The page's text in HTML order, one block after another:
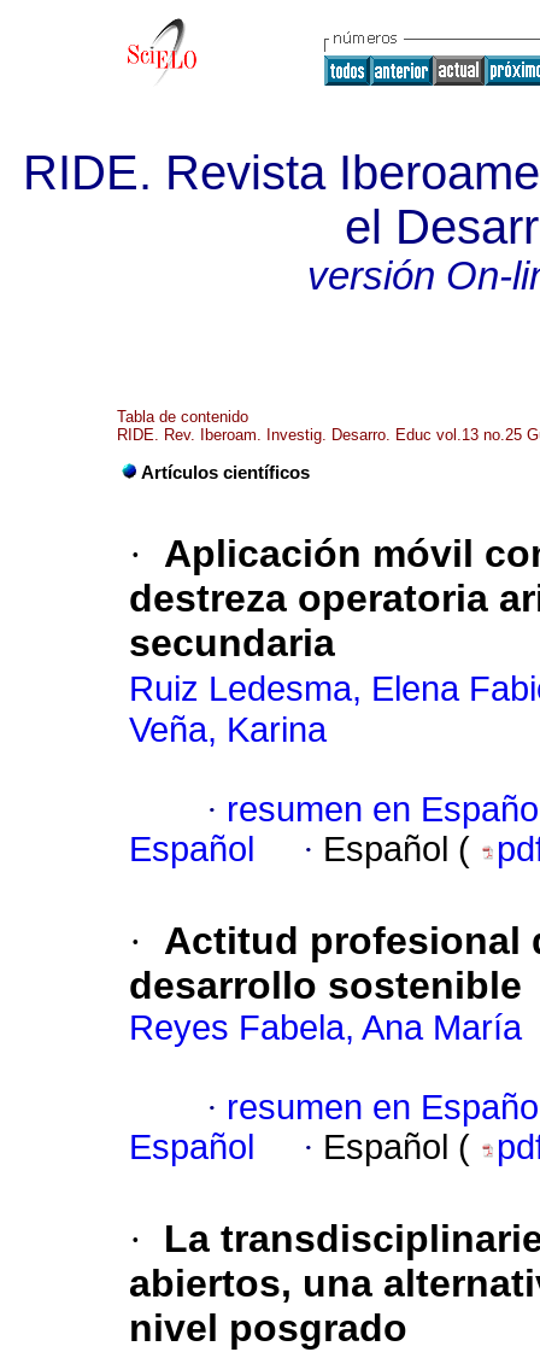
RIDE. Revista
el
versión On-
Tabla de contenido
RIDE. Rev. Iberoam. Investig. Desarro. Educ vol.13 no.25
Artículos científicos
·
Aplicación móvil
destreza operatoria
secundaria
Ruiz Ledesma, Elena
Veña, Karina
· resumen en
Español
· Español (
·
Actitud profesional
desarrollo sostenible
Reyes Fabela, Ana María
· resumen en
Español
· Español (
·
La
abiertos, una
nivel posgrado